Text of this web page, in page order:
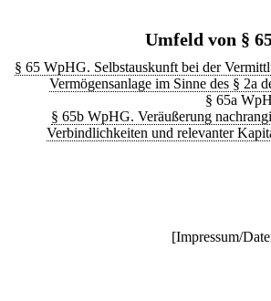
Umfeld von §
§ 65 WpHG. Selbstauskunft bei der
Vermögensanlage im Sinne des § 2a
§ 65a
§ 65b WpHG. Veräußerung
Verbindlichkeiten und relevanter
[Impressum/